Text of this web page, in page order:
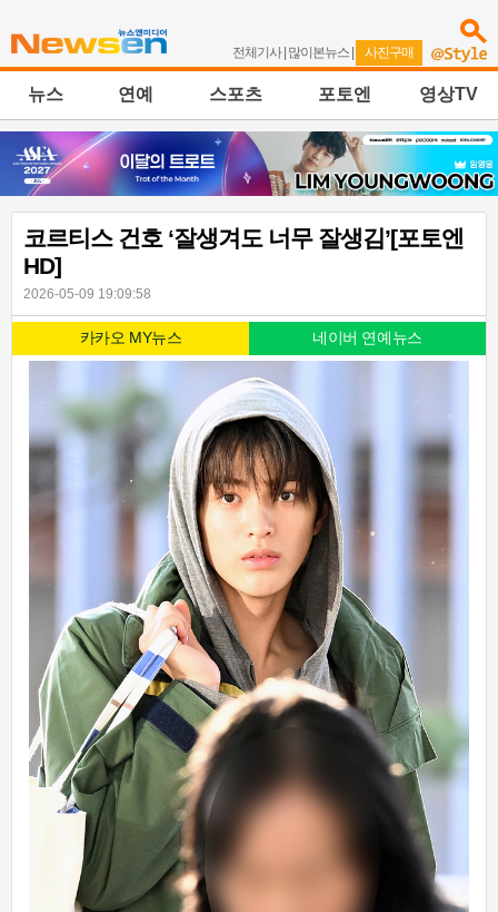
전체기사| 많이본뉴스 | 사진구매
뉴스 연예 스포츠 포토엔 영상TV
코르티스 건호 ‘잘생겨도 너무 잘생김’[포토엔
HD]
2026-05-09 19:09:58
카카오 MY뉴스 네이버 연예뉴스